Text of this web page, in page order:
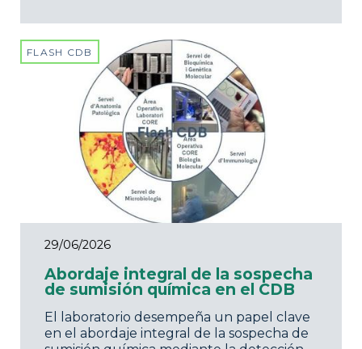
FLASH CDB
29/06/2026
Abordaje integral de la sospecha
de sumisión química en el CDB
El laboratorio desempeña un papel clave
en el abordaje integral de la sospecha de